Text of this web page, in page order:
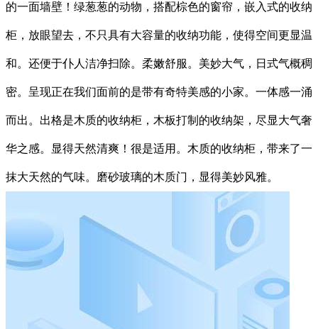
的一面墙壁！绿葱葱的动物，搭配棕色的窗帘，嵌入式的收纳
柜，放眼望去，不只具有大容量的收纳功能，使得空间更显温
和。还便于仆人洁净扫除。柔嫩舒服。美妙大气，日式气概稠
密。呈现正在我们面前的是带有奇特美感的小家。一体感一涌
而出。出格是木质的收纳柜，木板打制的收纳架，尽显大气奢
华之感。显得天然清爽！很是适用。木质的收纳柜，带来了一
抹大天然的气味。磨砂玻璃的木质门，显得美妙风雅。